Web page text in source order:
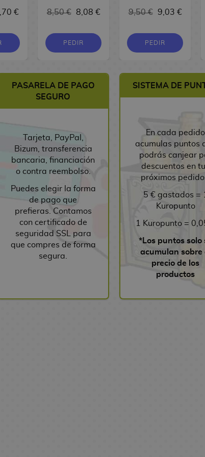
€ 8,50 € 8,08 €
PEDIR
9,50 € 9,03 €
PEDIR
PASARELA DE PAGO
SEGURO
Tarjeta, PayPal,
Bizum, transferencia
bancaria, financiación
o contra reembolso.
Puedes elegir la forma
de pago que
prefieras. Contamos
con certificado de
seguridad SSL para
que compres de forma
segura.
SISTEMA DE
En cada pedido
acumulas puntos
podrás canjear
descuentos en
próximos
5 € gastados = 1
Kuropunto
1 Kuropunto =
*Los puntos solo
acumulan sobre
precio de los
productos